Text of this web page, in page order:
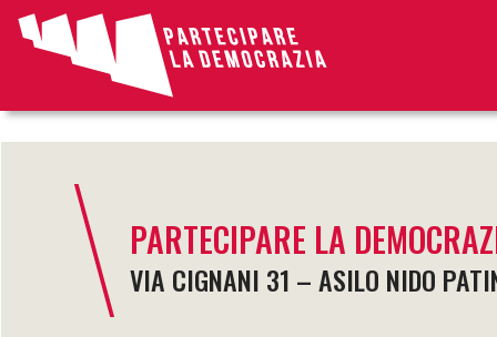
article
PARTECIPARE LA
VIA CIGNANI 31 – ASILO NIDO